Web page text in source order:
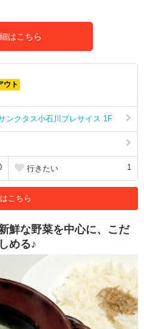
はこちら
ウト
ンクタス小石川プレサイス 1F
行きたい 1
こちら
鮮な野菜を中心に、こだ
める♪